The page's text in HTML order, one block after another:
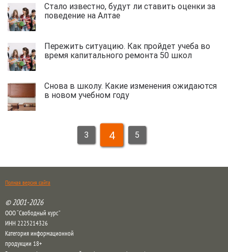
Стало известно, будут ли ставить оценки за
поведение на Алтае
Пережить ситуацию. Как пройдет учеба во
время капитального ремонта 50 школ
Снова в школу. Какие изменения ожидаются
в новом учебном году
3 4 5
Полная версия сайта
© 2001-2026
ООО “Свободный курс”
ИНН 2225214326
Категория информационной
продукции 18+